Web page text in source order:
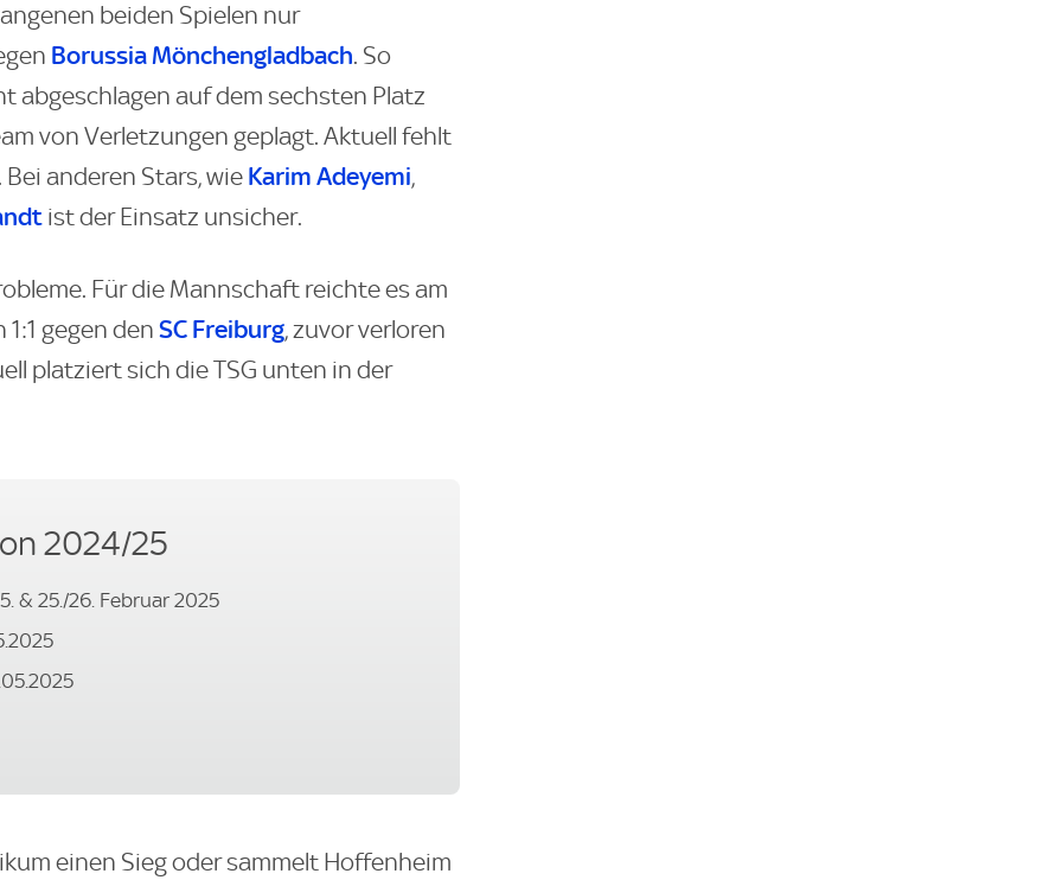
beiden Spielen nur
Borussia Mönchengladbach. So
abgeschlagen auf dem sechsten Platz
von Verletzungen geplagt. Aktuell fehlt
. Bei anderen Stars, wie Karim Adeyemi,
ist der Einsatz unsicher.
Für die Mannschaft reichte es am
gegen den SC Freiburg, zuvor verloren
platziert sich die TSG unten in der
2024/25
& 25./26. Februar 2025
einen Sieg oder sammelt Hoffenheim